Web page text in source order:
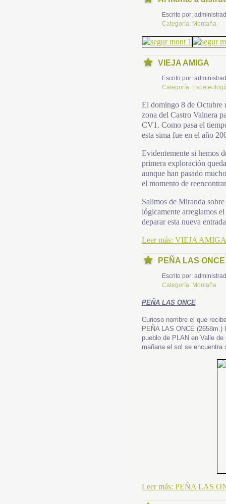
Escrito por:
Categoría: Montaña
VIEJA AMIGA
Escrito por:
Categoría:
El domingo 8 de Octubre
zona del Castro Valnera
CV1. Como pasa el
esta sima fue en el año
Evidentemente si hemos
primera exploración
aunque han pasado
el momento de
Salimos de Miranda
lógicamente arreglamos
deparar esta nueva
Leer más: VIEJA AMIGA
PEÑA LAS ONCE
Escrito por:
Categoría: Montaña
PEÑA LAS ONCE
Curioso nombre el que
PEÑA LAS ONCE
pueblo de PLAN en Valle de
mañana el sol se encuentra
Leer más: PEÑA LAS